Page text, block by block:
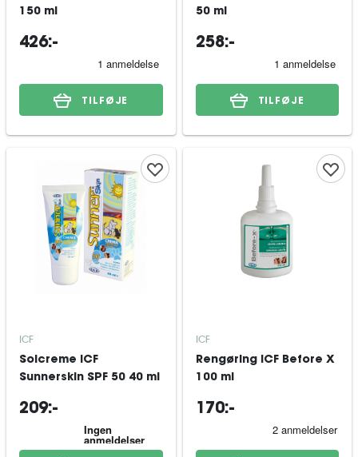
150 ml
426:-
TILFØJE
50 ml
258:-
TILFØJE
ICF
Solcreme ICF
Sunnerskin SPF 50 40 ml
209:-
ICF
Rengøring ICF Before X
100 ml
170:-